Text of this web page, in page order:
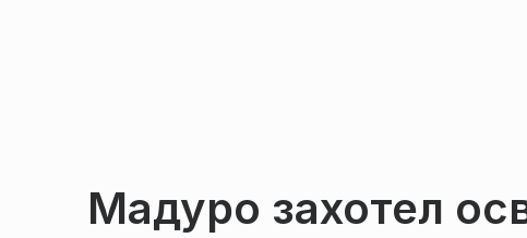
Мадуро захотел